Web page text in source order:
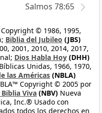
Salmos 78:65
Copyright © 1986, 1995,
Biblia del Jubileo (JBS)
2001, 2010, 2014, 2017,
Dios Habla Hoy (DHH)
Unidas, 1966, 1970,
las Américas (NBLA)
Copyright © 2005 por
Viva (NBV) Nueva
Inc.® Usado con
todos los derechos en